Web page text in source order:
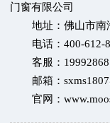
门窗有限公司
地址：佛山市南
电话：400-612-
客服：
邮箱：
官网：